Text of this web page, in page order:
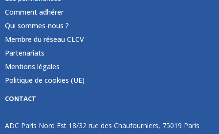
Comment adhérer
Qui sommes-nous ?
Membre du réseau CLCV
Partenariats
Mentions légales
Politique de cookies (UE)
CONTACT
ADC Paris Nord Est 18/32 rue des Chaufourniers, 75019 Paris